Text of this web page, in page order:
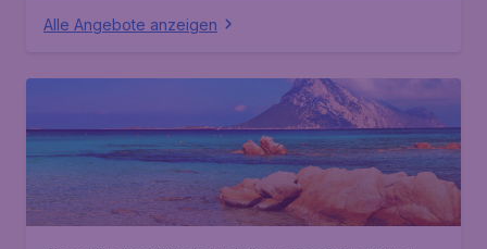
Alle Angebote anzeigen